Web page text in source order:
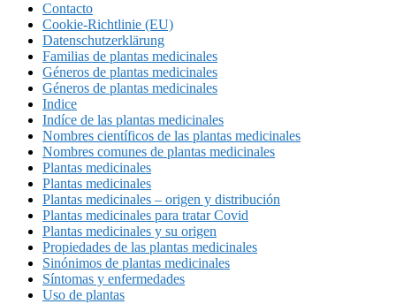
Contacto
Cookie-Richtlinie (EU)
Datenschutzerklärung
Familias de plantas medicinales
Géneros de plantas medicinales
Géneros de plantas medicinales
Indice
Indíce de las plantas medicinales
Nombres científicos de las plantas medicinales
Nombres comunes de plantas medicinales
Plantas medicinales
Plantas medicinales
Plantas medicinales – origen y distribución
Plantas medicinales para tratar Covid
Plantas medicinales y su origen
Propiedades de las plantas medicinales
Sinónimos de plantas medicinales
Síntomas y enfermedades
Uso de plantas